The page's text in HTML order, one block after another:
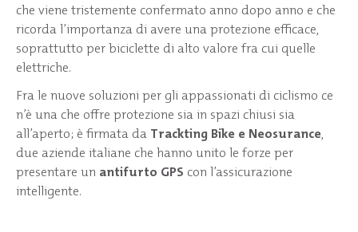
che viene tristemente confermato anno dopo anno e che
ricorda l’importanza di avere una protezione efficace,
soprattutto per biciclette di alto valore fra cui quelle
elettriche.
Fra le nuove soluzioni per gli appassionati di ciclismo ce
n’è una che offre protezione sia in spazi chiusi sia
all’aperto; è firmata da Trackting Bike e Neosurance,
due aziende italiane che hanno unito le forze per
presentare un antifurto GPS con l’assicurazione
intelligente.